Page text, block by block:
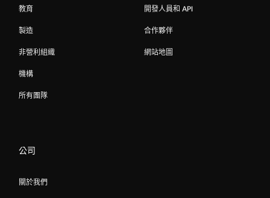
教育
製造
非營利組織
機構
所有團隊
開發人員和 API
合作夥伴
網站地圖
公司
關於我們